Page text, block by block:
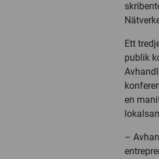
Ett
publik
en
–